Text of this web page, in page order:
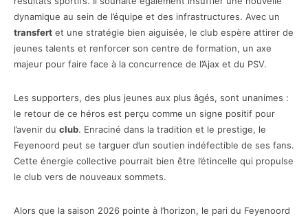
dynamique au sein de l’équipe et des infrastructures. Avec un
transfert et une stratégie bien aiguisée, le club espère attirer de
jeunes talents et renforcer son centre de formation, un axe
majeur pour faire face à la concurrence de l’Ajax et du PSV.
Les supporters, des plus jeunes aux plus âgés, sont unanimes :
le retour de ce héros est perçu comme un signe positif pour
l’avenir du club. Enraciné dans la tradition et le prestige, le
Feyenoord peut se targuer d’un soutien indéfectible de ses fans.
Cette énergie collective pourrait bien être l’étincelle qui propulse
le club vers de nouveaux sommets.
Alors que la saison 2026 pointe à l’horizon, le pari du Feyenoord